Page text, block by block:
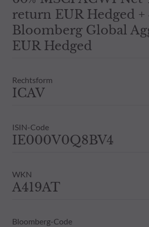
return EUR Hedged +
Bloomberg Global
EUR Hedged
Rechtsform
ICAV
ISIN-Code
IE000V0Q8BV4
WKN
A419AT
Bloomberg-Code
Daher wird
Dies beinhaltet
ausdrückliche